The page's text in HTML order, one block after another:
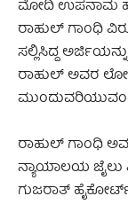
ಮೋದಿ ಉಪನಾಮ
ರಾಹುಲ್ ಗಾಂಧಿ
ಸಲ್ಲಿಸಿದ್ದ
ರಾಹುಲ್‌ ಅವರ
ರಾಹುಲ್‌ ಗಾಂಧಿ
ನ್ಯಾಯಾಲಯ ಜೈಲು
ಗುಜರಾತ್‌